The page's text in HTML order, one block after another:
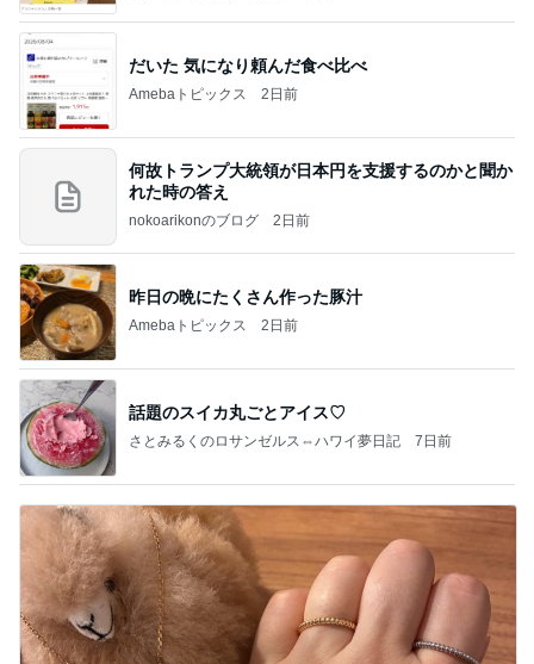
だいた 気になり頼んだ食べ比べ
Amebaトピックス 2日前
何故トランプ大統領が日本円を支援するのかと聞か
れた時の答え
nokoarikonのブログ 2日前
昨日の晩にたくさん作った豚汁
Amebaトピックス 2日前
話題のスイカ丸ごとアイス♡
さとみるくのロサンゼルス⇔ハワイ夢日記 7日前